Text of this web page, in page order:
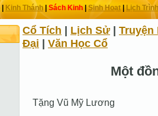
| Kinh Thánh Sách Kinh|Sinh Hoạt| Lịch Trình
Cổ Tích Lịch Sử
Truyện
Ðại
Văn Học Cổ
Một
Tặng Vũ Mỹ Lương